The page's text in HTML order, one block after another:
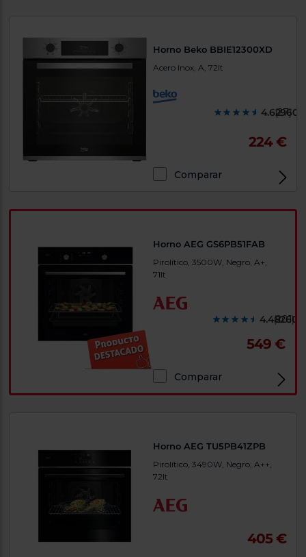
Horno Beko BBIE12300XD
Acero Inox, A, 72lt
(27)
224 €
Comparar
Horno AEG GS6PB51FAB
Pirolítico, 3500W, Negro, A+,
71lt
(201)
549 €
Comparar
Horno AEG TU5PB41ZPB
Pirolítico, 3490W, Negro, A++,
72lt
405 €